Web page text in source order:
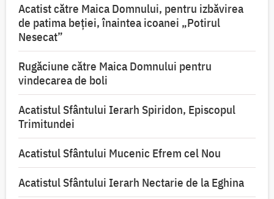
Acatist către Maica Domnului, pentru izbăvirea
de patima beției, înaintea icoanei „Potirul
Nesecat”
Rugăciune către Maica Domnului pentru
vindecarea de boli
Acatistul Sfântului Ierarh Spiridon, Episcopul
Trimitundei
Acatistul Sfântului Mucenic Efrem cel Nou
Acatistul Sfântului Ierarh Nectarie de la Eghina